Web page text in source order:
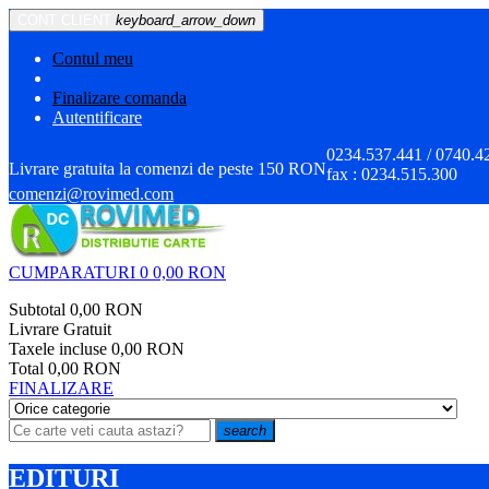
keyboard_arrow_down
Contul meu
Finalizare comanda
Autentificare
Livrare gratuita la comenzi de peste 150 RON
0234.537.441 /
fax : 0234.515.300
comenzi@rovimed.com
CUMPARATURI 0 0,00 RON
Subtotal 0,00 RON
Livrare Gratuit
Taxele incluse 0,00 RON
Total 0,00 RON
FINALIZARE
search
EDITURI